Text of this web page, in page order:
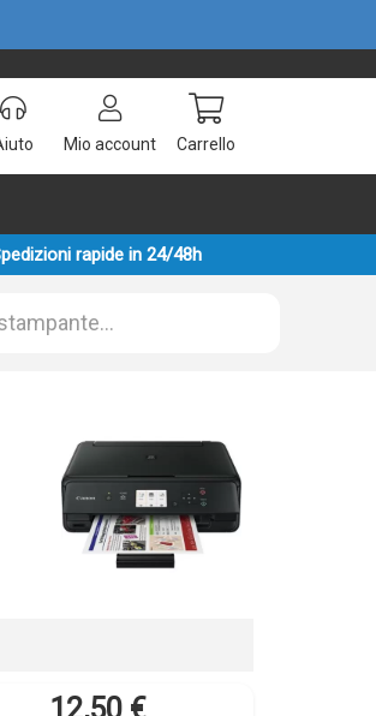
Mio account Carrello
rapide in 24/48h